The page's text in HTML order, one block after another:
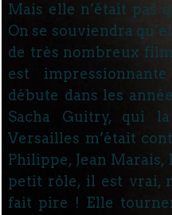
Mais elle n’était pas
On se souviendra
de très nombreux
est
débute dans les
Sacha Guitry, qui
Versailles m’était
Philippe, Jean
petit rôle, il est vrai,
fait pire ! Elle